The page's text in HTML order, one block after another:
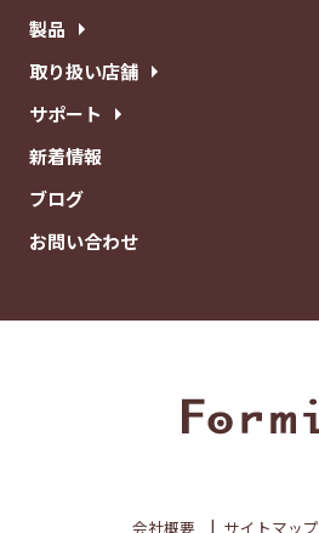
製品
取り扱い店舗
サポート
新着情報
ブログ
お問い合わせ
会社概要 サイトマップ